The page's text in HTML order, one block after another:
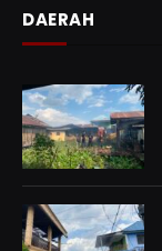
DAERAH